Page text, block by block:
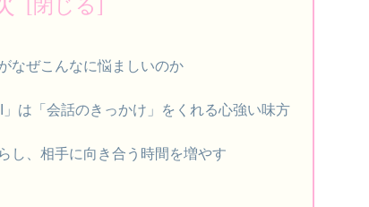
なぜこんなに悩ましいのか
は「会話のきっかけ」をくれる心強い味方
し、相手に向き合う時間を増やす